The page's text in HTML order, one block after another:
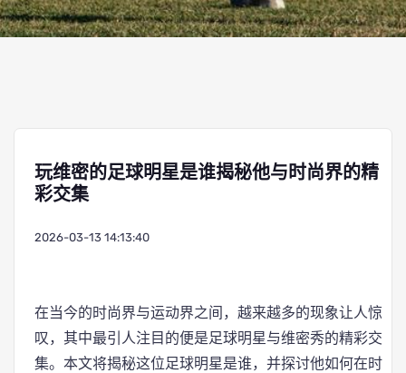
玩维密的足球明星是谁揭秘他与时尚界的精
彩交集
2026-03-13 14:13:40
在当今的时尚界与运动界之间，越来越多的现象让人惊
叹，其中最引人注目的便是足球明星与维密秀的精彩交
集。本文将揭秘这位足球明星是谁，并探讨他如何在时